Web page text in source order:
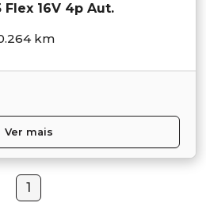
Flex 16V 4p Aut.
km
Ver mais
1